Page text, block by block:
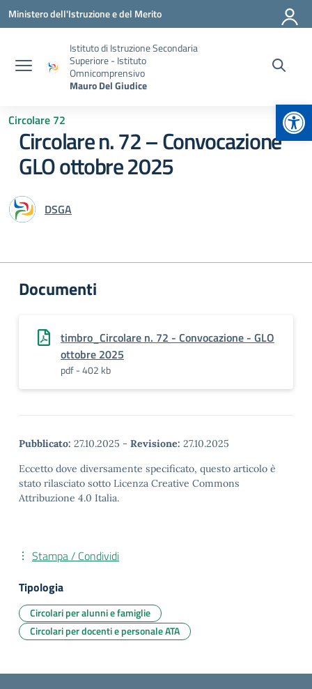
Vai ai contenuti
Vai al menu di navigazione
Vai al footer
Ministero dell'Istruzione e del Merito
Istituto di Istruzione Secondaria
Superiore - Istituto
Omnicomprensivo
Mauro Del Giudice
Circolare 72
Circolare n. 72 – Convocazione
GLO ottobre 2025
DSGA
Documenti
timbro_Circolare n. 72 - Convocazione - GLO
ottobre 2025
pdf - 402 kb
Pubblicato: 27.10.2025 - Revisione: 27.10.2025
Eccetto dove diversamente specificato, questo articolo è
stato rilasciato sotto Licenza Creative Commons
Attribuzione 4.0 Italia.
Stampa / Condividi
Tipologia
Circolari per alunni e famiglie
Circolari per docenti e personale ATA